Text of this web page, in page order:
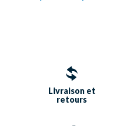
Livraison et
retours